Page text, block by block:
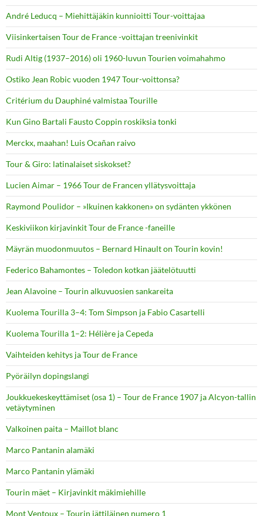
André Leducq – Miehittäjäkin kunnioitti Tour-voittajaa
Viisinkertaisen Tour de France -voittajan treenivinkit
Rudi Altig (1937–2016) oli 1960-luvun Tourien voimahahmo
Ostiko Jean Robic vuoden 1947 Tour-voittonsa?
Critérium du Dauphiné valmistaa Tourille
Kun Gino Bartali Fausto Coppin roskiksia tonki
Merckx, maahan! Luis Ocañan raivo
Tour & Giro: latinalaiset siskokset?
Lucien Aimar – 1966 Tour de Francen yllätysvoittaja
Raymond Poulidor – »Ikuinen kakkonen» on sydänten ykkönen
Keskiviikon kirjavinkit Tour de France -faneille
Mäyrän muodonmuutos – Bernard Hinault on Tourin kovin!
Federico Bahamontes – Toledon kotkan jäätelötuutti
Jean Alavoine – Tourin alkuvuosien sankareita
Kuolema Tourilla 3–4: Tom Simpson ja Fabio Casartelli
Kuolema Tourilla 1–2: Hélière ja Cepeda
Vaihteiden kehitys ja Tour de France
Pyöräilyn dopingslangi
Joukkuekeskeyttämiset (osa 1) – Tour de France 1907 ja Alcyon-tallin
vetäytyminen
Valkoinen paita – Maillot blanc
Marco Pantanin alamäki
Marco Pantanin ylämäki
Tourin mäet – Kirjavinkit mäkimiehille
Mont Ventoux – Tourin jättiläinen numero 1